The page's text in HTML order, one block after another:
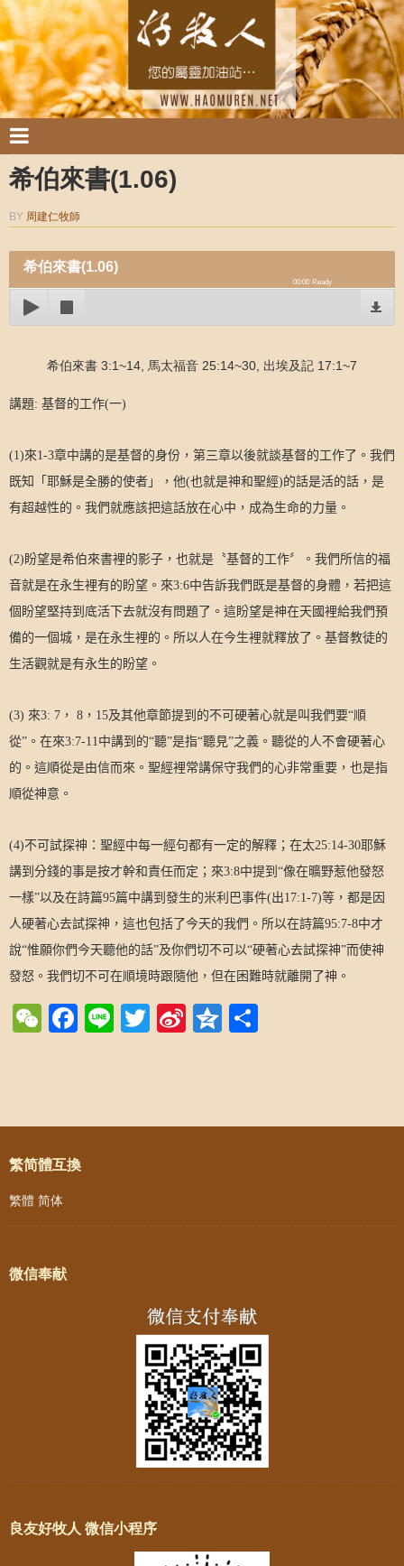
希伯來書(1.06)
BY 周建仁牧師
希伯來書(1.06)
00:00 Ready
希伯來書 3:1~14, 馬太福音 25:14~30, 出埃及記 17:1~7
講題: 基督的工作(一)
(1)來1-3章中講的是基督的身份，第三章以後就談基督的工作了。我們
既知「耶穌是全勝的使者」，他(也就是神和聖經)的話是活的話，是
有超越性的。我們就應該把這話放在心中，成為生命的力量。
(2) 盼望是希伯來書裡的影子，也就是〝基督的工作〞。我們所信的福
音就是在永生裡有的盼望。來3:6中告訴我們既是基督的身體，若把這
個盼望堅持到底活下去就沒有問題了。這盼望是神在天國裡給我們預
備的一個城，是在永生裡的。所以人在今生裡就釋放了。基督教徒的
生活觀就是有永生的盼望。
(3) 來3: 7 ， 8 ， 15及其他章節提到的不可硬著心就是叫我們要“順
從”。在來3:7-11 中講到的“聽”是指“聽見”之義。聽從的人不會硬著心
的。這順從是由信而來。聖經裡常講保守我們的心非常重要，也是指
順從神意。
(4)不可試探神：聖經中每一經句都有一定的解釋；在太25:14-30耶穌
講到分錢的事是按才幹和責任而定；來3:8中提到“像在曠野惹他發怒
一樣”以及在詩篇95篇中講到發生的米利巴事件(出17:1-7)等，都是因
人硬著心去試探神，這也包括了今天的我們。所以在詩篇95:7-8中才
說“惟願你們今天聽他的話”及你們切不可以“硬著心去試探神”而使神
發怒。我們切不可在順境時跟隨他，但在困難時就離開了神。
WeChat
Facebook
LineTwitter
SinaQzone
Post navigation
繁简體互換
繁體 简体
微信奉献
良友好牧人 微信小程序